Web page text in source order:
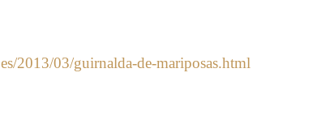
2013/03/guirnalda-de-mariposas.html